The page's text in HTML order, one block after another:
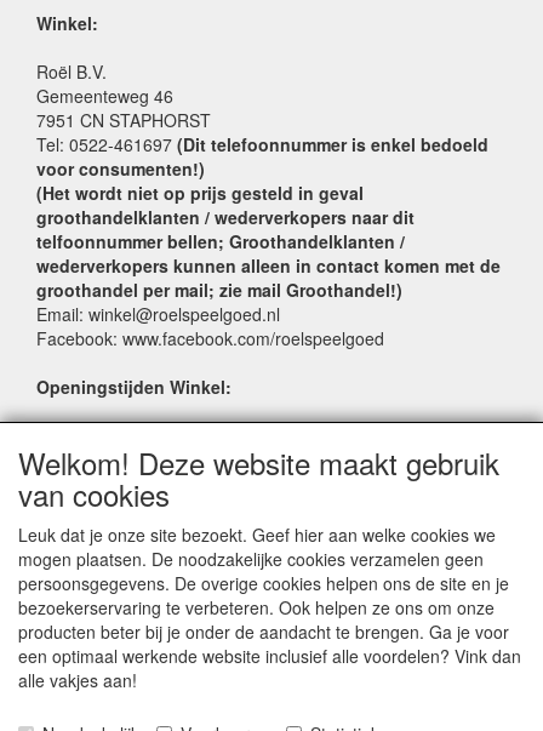
Winkel:
Roël B.V.
Gemeenteweg 46
7951 CN STAPHORST
Tel: 0522-461697 (Dit telefoonnummer is enkel bedoeld
voor consumenten!)
(Het wordt niet op prijs gesteld in geval
groothandelklanten / wederverkopers naar dit
telfoonnummer bellen; Groothandelklanten /
wederverkopers kunnen alleen in contact komen met de
groothandel per mail; zie mail Groothandel!)
Email: winkel@roelspeelgoed.nl
Facebook: www.facebook.com/roelspeelgoed
Openingstijden Winkel:
Zaterdag: 9:00 - 17:00
Donderdagavond koopavond: 19:00 - 21:00
SERVICE
Verkoopadressen
Webwinkels
Bestelvoorwaarden
Partner Groothandels
Algemene voorwaarden
Welkom! Deze website maakt gebruik
van cookies
Leuk dat je onze site bezoekt. Geef hier aan welke cookies we
mogen plaatsen. De noodzakelijke cookies verzamelen geen
persoonsgegevens. De overige cookies helpen ons de site en je
bezoekerservaring te verbeteren. Ook helpen ze ons om onze
producten beter bij je onder de aandacht te brengen. Ga je voor
een optimaal werkende website inclusief alle voordelen? Vink dan
alle vakjes aan!